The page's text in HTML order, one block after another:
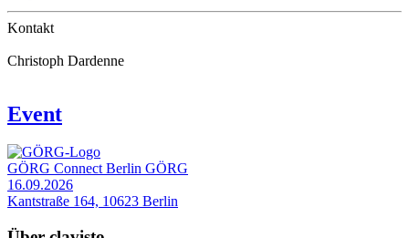
Kontakt
Christoph Dardenne
Event
GÖRG Connect Berlin GÖRG
16.09.2026
Kantstraße 164, 10623 Berlin